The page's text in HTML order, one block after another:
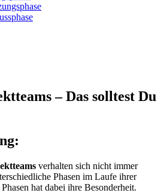
– Das solltest Du
verhalten sich nicht immer
Phasen im Laufe ihrer
hat dabei ihre Besonderheit.